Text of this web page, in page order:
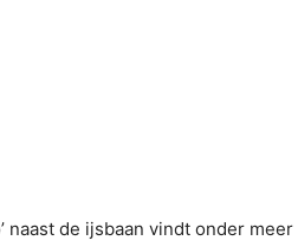
naast de ijsbaan vindt onder